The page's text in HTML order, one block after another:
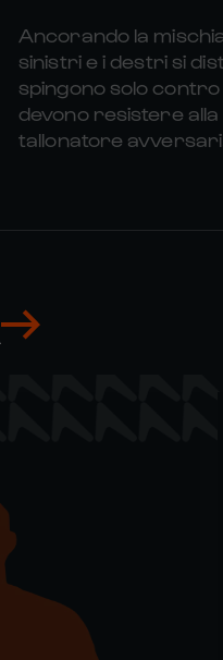
Ancorando la
sinistri e i destri si
spingono solo
devono resistere
tallonatore